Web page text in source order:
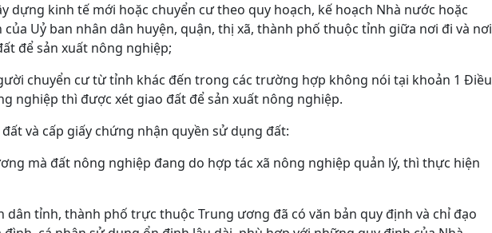
dựng kinh tế mới hoặc chuyển cư theo quy hoạch, kế hoạch Nhà nước hoặc
Uỷ ban nhân dân huyện, quận, thị xã, thành phố thuộc tỉnh giữa nơi đi và nơi
để sản xuất nông nghiệp;
chuyển cư từ tỉnh khác đến trong các trường hợp không nói tại khoản 1 Điều
nghiệp thì được xét giao đất để sản xuất nông nghiệp.
đất và cấp giấy chứng nhận quyền sử dụng đất:
mà đất nông nghiệp đang do hợp tác xã nông nghiệp quản lý, thì thực hiện
dân tỉnh, thành phố trực thuộc Trung ương đã có văn bản quy định và chỉ đạo